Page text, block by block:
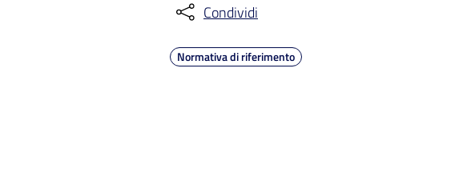
Condividi
Normativa di riferimento